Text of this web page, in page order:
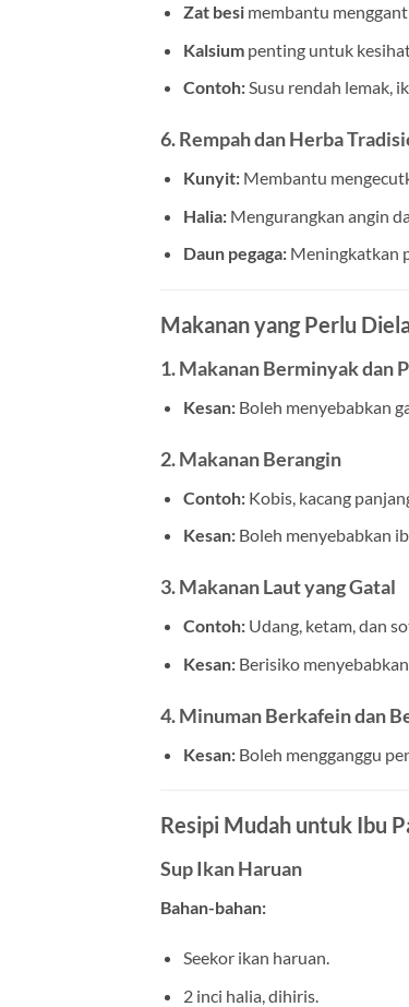
Zat besimembantu
Kalsiumpenting untuk
Contoh:Susu rendah lemak,
6. Rempah dan Herba
Kunyit:Membantu
Halia:Mengurangkan angin
Daun pegaga:Meningkatkan
Makanan yang Perlu
1. Makanan Berminyak dan
Kesan:Boleh menyebabkan
2. Makanan Berangin
Contoh:Kobis, kacang
Kesan:Boleh menyebabkan
3. Makanan Laut yang Gatal
Contoh:Udang, ketam, dan
Kesan:Berisiko
4. Minuman Berkafein dan
Kesan:Boleh mengganggu
Resipi Mudah untuk Ibu
Sup Ikan Haruan
Bahan-bahan:
Seekor ikan haruan.
2 inci halia, dihiris.